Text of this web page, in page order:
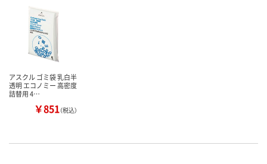
アスクル ゴミ袋 乳白半
透明 エコノミー 高密度
詰替用 4…
￥851（税込）